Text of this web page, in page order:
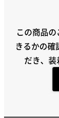
この商品
きるかの確
だき、装